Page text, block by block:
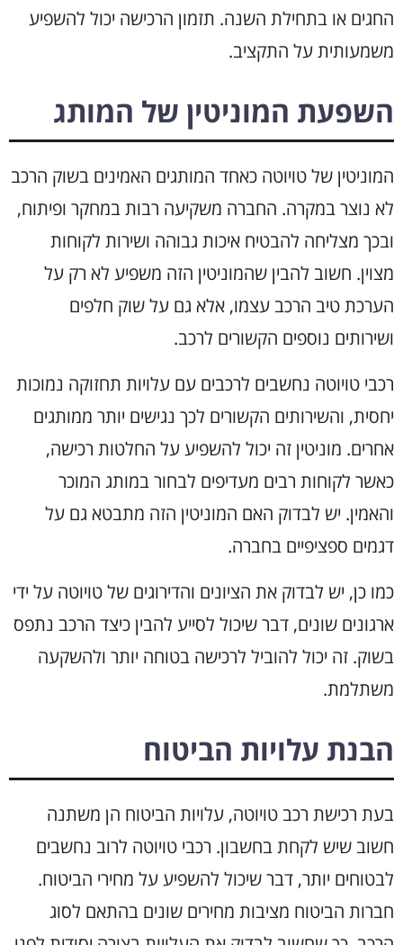
החגים או בתחילת השנה. תזמון הרכישה יכול להשפיע
משמעותית על התקציב.
השפעת המוניטין של המותג
המוניטין של טויוטה כאחד המותגים האמינים בשוק הרכב
לא נוצר במקרה. החברה משקיעה רבות במחקר ופיתוח,
ובכך מצליחה להבטיח איכות גבוהה ושירות לקוחות
מצוין. חשוב להבין שהמוניטין הזה משפיע לא רק על
הערכת טיב הרכב עצמו, אלא גם על שוק חלפים
ושירותים נוספים הקשורים לרכב.
רכבי טויוטה נחשבים לרכבים עם עלויות תחזוקה נמוכות
יחסית, והשירותים הקשורים לכך נגישים יותר ממותגים
אחרים. מוניטין זה יכול להשפיע על החלטות רכישה,
כאשר לקוחות רבים מעדיפים לבחור במותג המוכר
והאמין. יש לבדוק האם המוניטין הזה מתבטא גם על
דגמים ספציפיים בחברה.
כמו כן, יש לבדוק את הציונים והדירוגים של טויוטה על ידי
ארגונים שונים, דבר שיכול לסייע להבין כיצד הרכב נתפס
בשוק. זה יכול להוביל לרכישה בטוחה יותר ולהשקעה
משתלמת.
הבנת עלויות הביטוח
בעת רכישת רכב טויוטה, עלויות הביטוח הן משתנה
חשוב שיש לקחת בחשבון. רכבי טויוטה לרוב נחשבים
לבטוחים יותר, דבר שיכול להשפיע על מחירי הביטוח.
חברות הביטוח מציבות מחירים שונים בהתאם לסוג